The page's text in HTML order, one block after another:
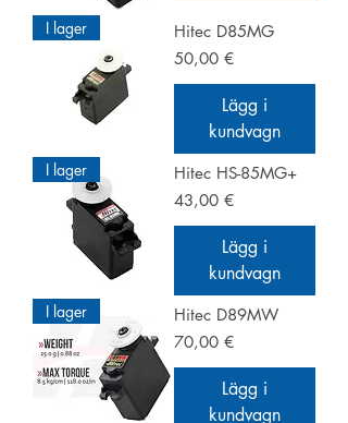
I lager
Hitec D85MG
Pris
50,00 €
Lägg i
kundvagn
I lager
Hitec HS-85MG+
Pris
43,00 €
Lägg i
kundvagn
I lager
Hitec D89MW
Pris
70,00 €
Lägg i
kundvagn